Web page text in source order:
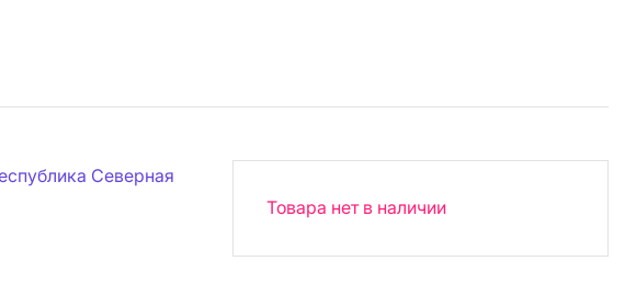
Северная
Товара нет в наличии